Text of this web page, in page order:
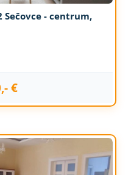
Sečovce - centrum,
€